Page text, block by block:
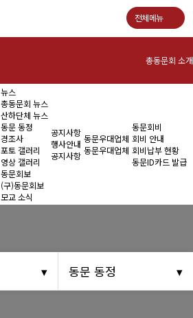
전체메뉴
총동문회 소개
뉴스
총동문회 뉴스
산하단체 뉴스
동문 동정
경조사
포토 갤러리
영상 갤러리
동문회보
(구)동문회보
모교 소식
공지사항
행사안내
공지사항
동문우대업체
동문우대업체
동문회비
회비 안내
회비납부 현황
동문ID카드 발급
동문 동정